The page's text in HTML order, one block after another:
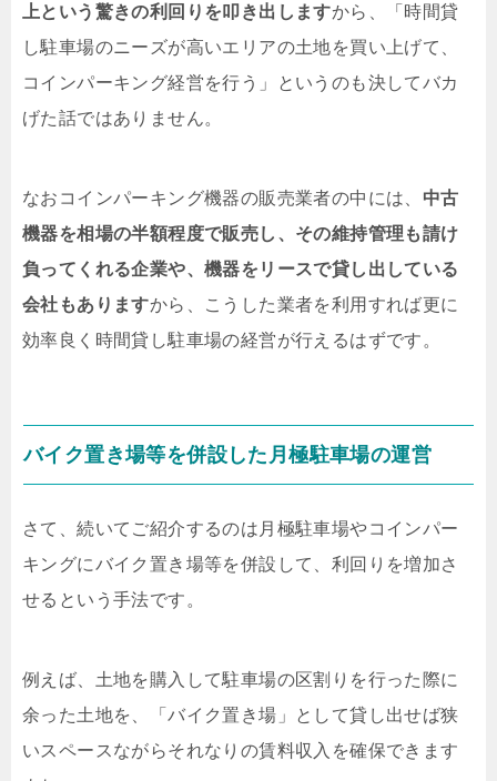
上という驚きの利回りを叩き出しますから、「時間貸
し駐車場のニーズが高いエリアの土地を買い上げて、
コインパーキング経営を行う」というのも決してバカ
げた話ではありません。
なおコインパーキング機器の販売業者の中には、 中古
機器を相場の半額程度で販売し、その維持管理も請け
負ってくれる企業や、機器をリースで貸し出している
会社もありますから、こうした業者を利用すれば更に
効率良く時間貸し駐車場の経営が行えるはずです。
バイク置き場等を併設した月極駐車場の運営
さて、続いてご紹介するのは月極駐車場やコインパー
キングにバイク置き場等を併設して、利回りを増加さ
せるという手法です。
例えば、土地を購入して駐車場の区割りを行った際に
余った土地を、「バイク置き場」として貸し出せば狭
いスペースながらそれなりの賃料収入を確保できます